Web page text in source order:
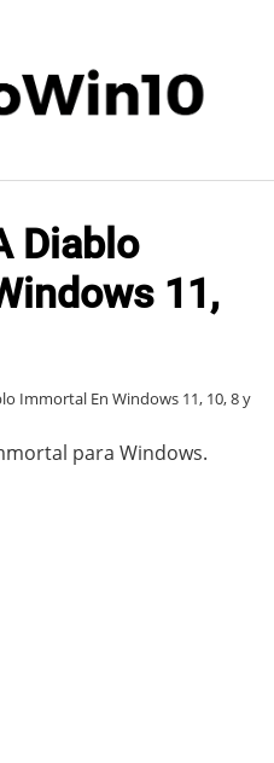
Diablo
11,
Immortal En Windows 11, 10, 8 y